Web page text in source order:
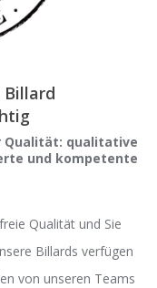
Qualität: qualitative
und kompetente
Qualität und Sie
Billards verfügen
von unseren Teams